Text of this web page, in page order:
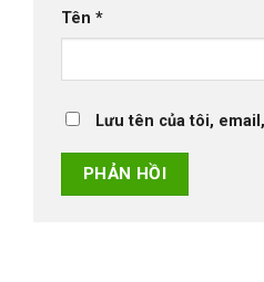
Tên *
Lưu tên của tôi,